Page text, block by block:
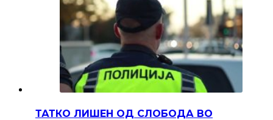
ТАТКО ЛИШЕН ОД СЛОБОДА ВО